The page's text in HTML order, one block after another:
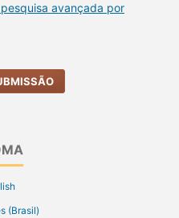
avançada por
(Brasil)